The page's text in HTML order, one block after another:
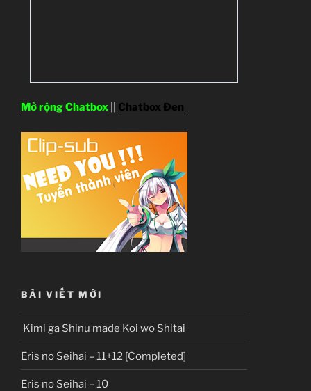
Mở rộng Chatbox Chatbox Đen
BÀI VIẾT MỚI
Kimi ga Shinu made Koi wo Shitai
Eris no Seihai – 11+12 [Completed]
Eris no Seihai – 10